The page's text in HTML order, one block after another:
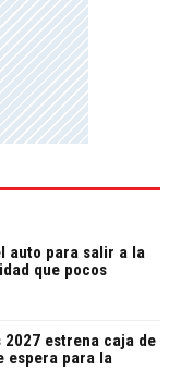
auto para salir a la
que pocos
2027 estrena caja de
espera para la